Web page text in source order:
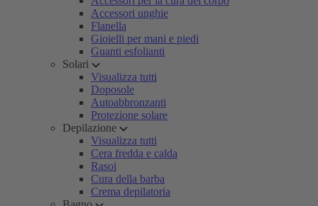
Accessori unghie
Flanella
Gioielli per mani e piedi
Guanti esfolianti
Solari
Visualizza tutti
Doposole
Autoabbronzanti
Protezione solare
Depilazione
Visualizza tutti
Cera fredda e calda
Rasoi
Cura della barba
Crema depilatoria